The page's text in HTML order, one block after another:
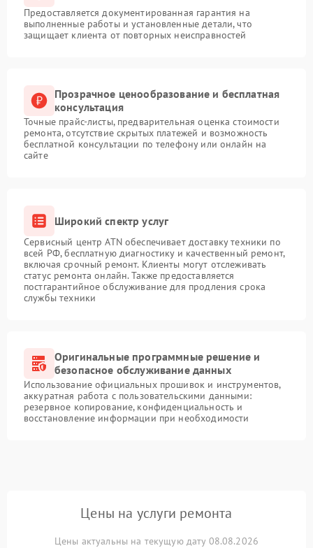
Предоставляется документированная гарантия на
выполненные работы и установленные детали, что
защищает клиента от повторных неисправностей
Прозрачное ценообразование и бесплатная
консультация
Точные прайс-листы, предварительная оценка стоимости
ремонта, отсутствие скрытых платежей и возможность
бесплатной консультации по телефону или онлайн на
сайте
Широкий спектр услуг
Сервисный центр ATN обеспечивает доставку техники по
всей РФ, бесплатную диагностику и качественный ремонт,
включая срочный ремонт. Клиенты могут отслеживать
статус ремонта онлайн. Также предоставляется
постгарантийное обслуживание для продления срока
службы техники
Оригинальные программные решение и
безопасное обслуживание данных
Использование официальных прошивок и инструментов,
аккуратная работа с пользовательскими данными:
резервное копирование, конфиденциальность и
восстановление информации при необходимости
Цены на услуги ремонта
Цены актуальны на текущую дату 08.08.2026